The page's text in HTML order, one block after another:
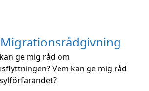
Migrationsrådgivning
ge mig råd om
Vem kan ge mig råd